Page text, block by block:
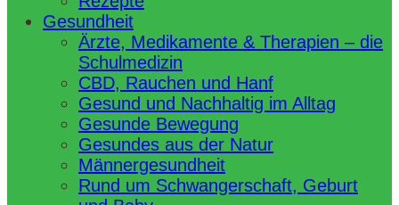
Gesundheit
Ärzte, Medikamente & Therapien – die
Schulmedizin
CBD, Rauchen und Hanf
Gesund und Nachhaltig im Alltag
Gesunde Bewegung
Gesundes aus der Natur
Männergesundheit
Rund um Schwangerschaft, Geburt